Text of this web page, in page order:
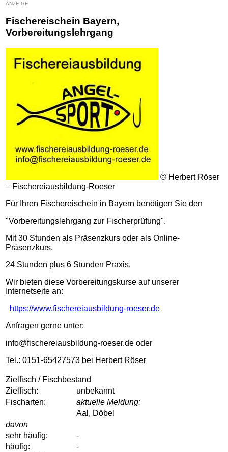
ANZEIGE
Fischereischein Bayern,
Vorbereitungslehrgang
© Herbert Röser
– Fischereiausbildung-Roeser
Für Ihren Fischereischein in Bayern benötigen Sie den
"Vorbereitungslehrgang zur Fischerprüfung".
Mit 30 Stunden als Präsenzkurs oder als Online-
Präsenzkurs.
24 Stunden plus 6 Stunden Praxis.
Wir bieten diese Vorbereitungskurse auf unserer
Internetseite an:
https://www.fischereiausbildung-roeser.de
Anfragen gerne unter:
info@fischereiausbildung-roeser.de oder
Tel.: 0151-65427573 bei Herbert Röser
Zielfisch / Fischbestand
Zielfisch:
unbekannt
Fischarten:
aktuelle Meldung:
Aal, Döbel
davon
sehr häufig:
-
häufig:
-